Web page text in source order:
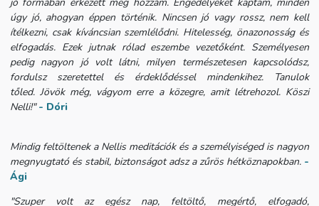
úgy jó, ahogyan éppen történik. Nincsen jó vagy rossz, nem kell
ítélkezni, csak kíváncsian szemlélődni. Hitelesség, önazonosság és
elfogadás. Ezek jutnak rólad eszembe vezetőként. Személyesen
pedig nagyon jó volt látni, milyen természetesen kapcsolódsz,
fordulsz szeretettel és érdeklődéssel mindenkihez. Tanulok
tőled.Jövök még, vágyom erre a közegre, amit létrehozol. Köszi
Nelli!"- Dóri
Mindig feltöltenek a Nellis meditációk és a személyiséged is nagyon
megnyugtató és stabil, biztonságot adsz a zűrös hétköznapokban. -
Ági
"Szuper volt az egész nap, feltöltő, megértő, elfogadó,